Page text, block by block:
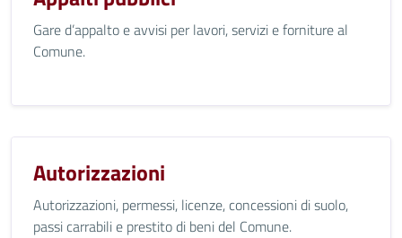
Gare d’appalto e avvisi per lavori, servizi e forniture al
Comune.
Autorizzazioni
Autorizzazioni, permessi, licenze, concessioni di suolo,
passi carrabili e prestito di beni del Comune.